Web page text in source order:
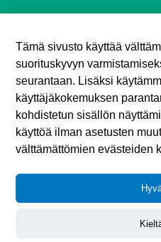
Työttömien
00100 Helsinki
Puh. 040 547 7090
toimisto (@) tyottomat.fi
Y-tunnus: 1003909-9
Tämä sivusto käyttää
suorituskyvyn
seurantaan. Lisäksi
käyttäjäkokemuksen
kohdistetun sisällön
käyttöä ilman asetusten
välttämättömien evästeiden